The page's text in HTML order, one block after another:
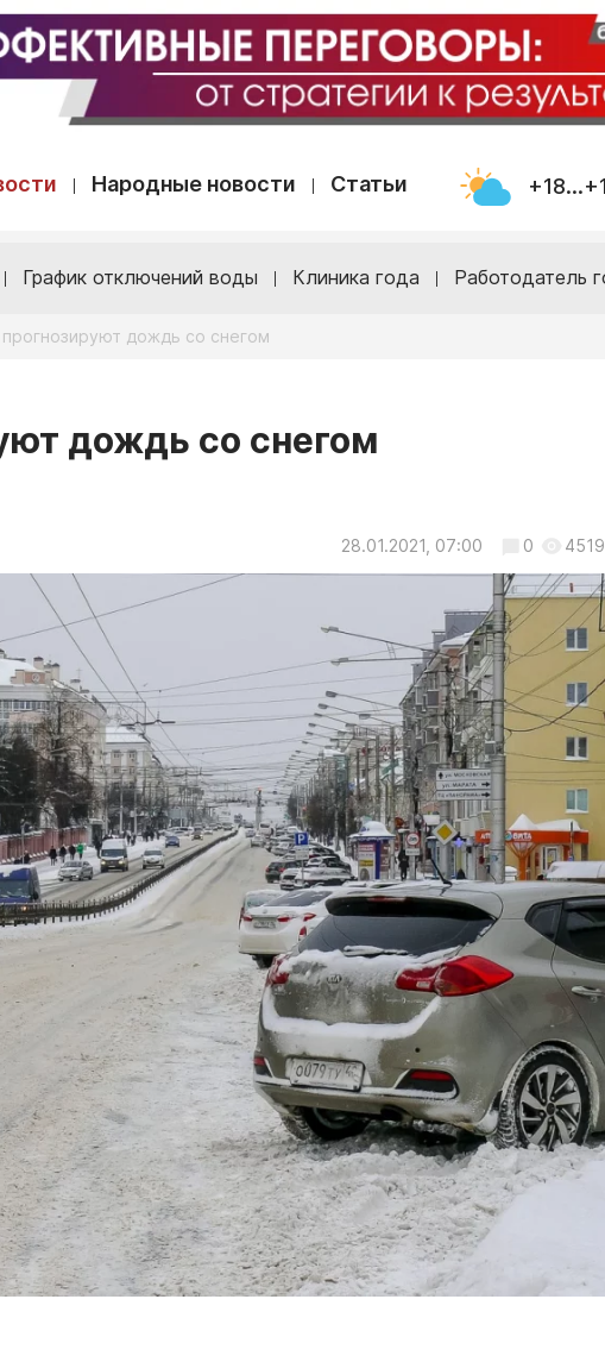
Народные новости Статьи
График отключений воды Клиника года Работодатель
прогнозируют дождь со снегом
дождь со снегом
28.01.2021, 07:00 0 4519